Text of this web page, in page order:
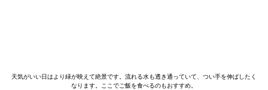
天気がいい日はより緑が映えて絶景です。流れる水も透き通っていて、つい手を伸ばしたく
なります。ここでご飯を食べるのもおすすめ。